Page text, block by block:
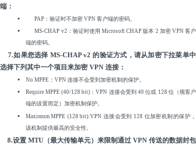
端：
PAP：验证时不加密 VPN 客户端的密码。
MS-CHAP v2：验证时使用 Microsoft CHAP 版本 2 加密 VPN 客户
端的密码。
7.如果您选择 MS-CHAP v2 的验证方式，请从加密下拉菜单中
选择下列其中一个项目来加密 VPN 连接：
No MPPE：VPN 连接不会受到加密机制的保护。
Require MPPE (40/128 bit)：VPN 连接会受到 40 位或 128 位（视客户
端的设置而定）加密机制保护。
Maximum MPPE (128 bit):VPN 连接会受到 128 位加密机制的保护，
该机制提供最高的安全性。
8.设置 MTU（最大传输单元）来限制通过 VPN 传送的数据封包